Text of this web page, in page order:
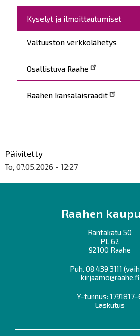
Kyselyt ja ilmoittautumiset
Valtuuston verkkolähetys
Osallistuva Raahe
Raahen kansalaisraadit
Päivitetty
To, 07.05.2026 - 12:27
Raahen
Rantakatu 50
PL 62
92100 Raahe
Puh. 08 439 3111
kirjaamo@raahe.fi
Y-tunnus: 1791817-
Laskutus